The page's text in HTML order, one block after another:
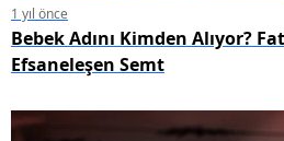
1 yıl önce
Bebek Adını Kimden Alıyor?
Efsaneleşen Semt